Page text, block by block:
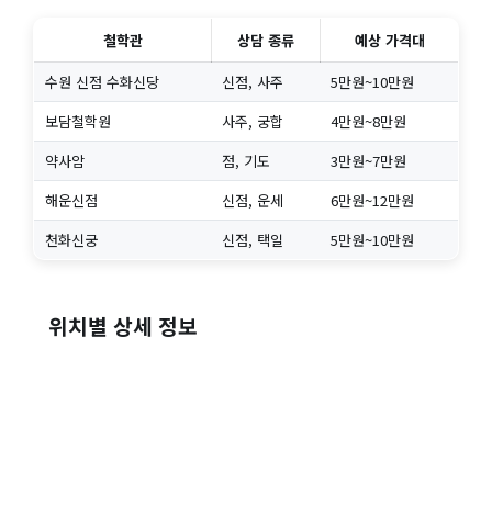
철학관 상담 종류
예상 가격대
수원 신점 수화신당
신점, 사주
5만원~10만원
보담철학원
사주, 궁합
4만원~8만원
약사암
점, 기도
3만원~7만원
해운신점
신점, 운세
6만원~12만원
천화신궁
신점, 택일 5만원~10만원
위치별 상세 정보